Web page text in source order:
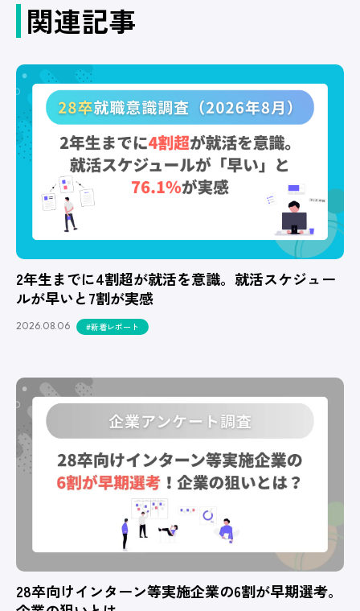
関連記事
2年生までに4割超が就活を意識。就活スケジュー
ルが早いと7割が実感
2026.08.06 #新着レポート
28卒向けインターン等実施企業の6割が早期選考。